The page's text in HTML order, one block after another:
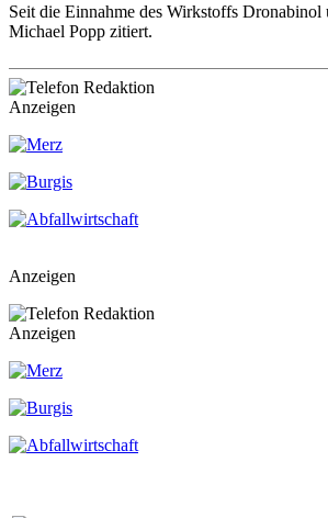
Seit die Einnahme des Wirkstoffs
Michael Popp zitiert.
Anzeigen
Anzeigen
Anzeigen